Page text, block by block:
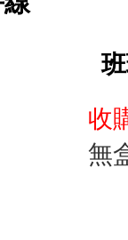
收
無